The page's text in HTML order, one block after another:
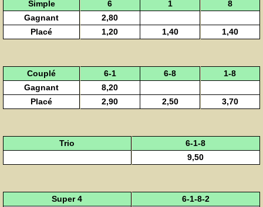
Simple 6 1
8
Gagnant
2,80
Placé
1,20 1,40 1,40
Couplé 6-1 6-8
1-8
Gagnant
8,20
Placé
2,90 2,50 3,70
Trio
6-1-8
9,50
Super 4
6-1-8-2